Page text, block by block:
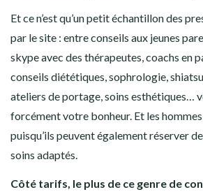
Et ce n’est qu’un petit échantillon des
par le site : entre conseils aux jeunes
skype avec des thérapeutes, coachs en
conseils diététiques, sophrologie,
ateliers de portage, soins esthétiques…
forcément votre bonheur. Et les
puisqu’ils peuvent également réserver
soins adaptés.
Côté tarifs, le plus de ce genre de